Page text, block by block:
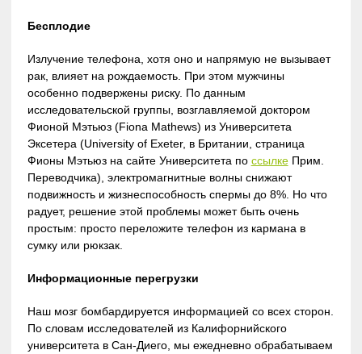
Бесплодие
Излучение телефона, хотя оно и напрямую не вызывает
рак, влияет на рождаемость. При этом мужчины
особенно подвержены риску. По данным
исследовательской группы, возглавляемой доктором
Фионой Мэтьюз (Fiona Mathews) из Университета
Эксетера (University of Exeter, в Британии, страница
Фионы Мэтьюз на сайте Университета по ссылкеПрим.
Переводчика), электромагнитные волны снижают
подвижность и жизнеспособность спермы до 8%. Но что
радует, решение этой проблемы может быть очень
простым: просто переложите телефон из кармана в
сумку или рюкзак.
Информационные перегрузки
Наш мозг бомбардируется информацией со всех сторон.
По словам исследователей из Калифорнийского
университета в Сан-Диего, мы ежедневно обрабатываем